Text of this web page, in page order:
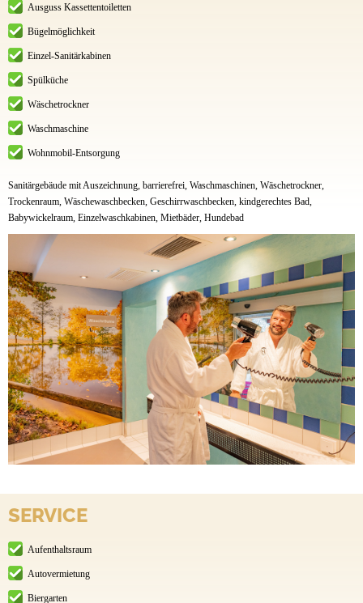
Ausguss Kassettentoiletten
Bügelmöglichkeit
Einzel-Sanitärkabinen
Spülküche
Wäschetrockner
Waschmaschine
Wohnmobil-Entsorgung
Sanitärgebäude mit Auszeichnung, barrierefrei, Waschmaschinen, Wäschetrockner,
Trockenraum, Wäschewaschbecken, Geschirrwaschbecken, kindgerechtes Bad,
Babywickelraum, Einzelwaschkabinen, Mietbäder, Hundebad
SERVICE
Aufenthaltsraum
Autovermietung
Biergarten